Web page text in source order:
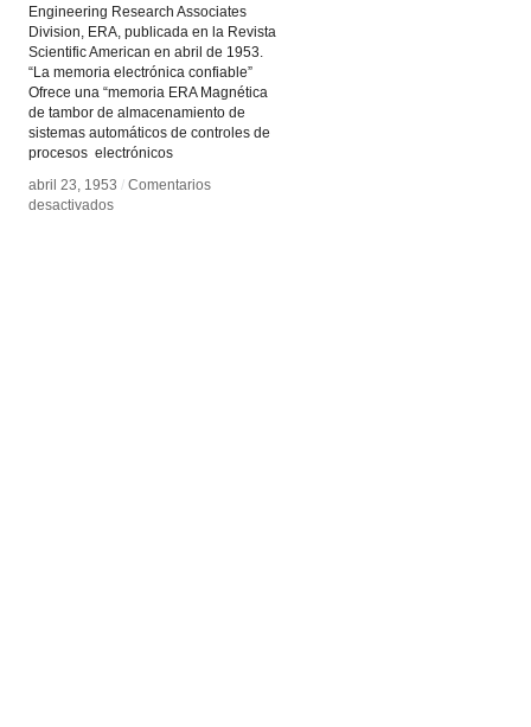
Engineering Research Associates
Division, ERA, publicada en la Revista
Scientific American en abril de 1953.
“La memoria electrónica confiable”
Ofrece una “memoria ERA Magnética
de tambor de almacenamiento de
sistemas automáticos de controles de
procesos electrónicos
abril 23, 1953 / Comentarios
desactivadosen
abril 23, 1953 / Comentarios
desactivadosen